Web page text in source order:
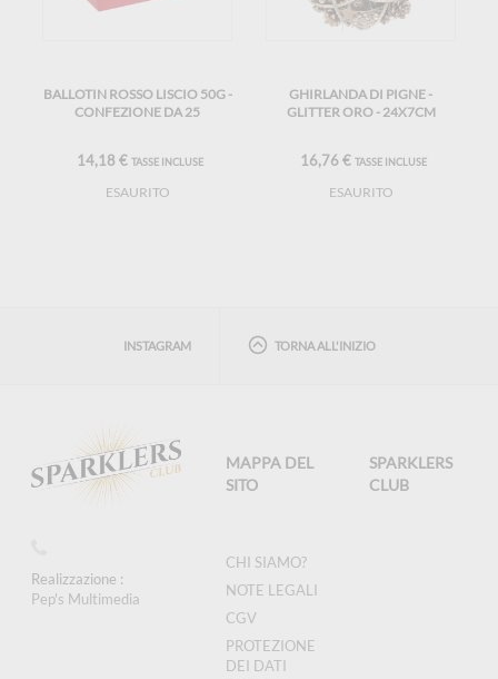
BALLOTIN ROSSO LISCIO 50G -
CONFEZIONE DA 25
14,18 € TASSE INCLUSE
ESAURITO
GHIRLANDA DI PIGNE -
GLITTER ORO - 24X7CM
16,76 € TASSE INCLUSE
ESAURITO
INSTAGRAM TORNA ALL'INIZIO
Realizzazione :
Pep's Multimedia
MAPPA DEL
SITO
CHI SIAMO?
NOTE LEGALI
CGV
PROTEZIONE
DEI DATI
SPARKLERS
CLUB